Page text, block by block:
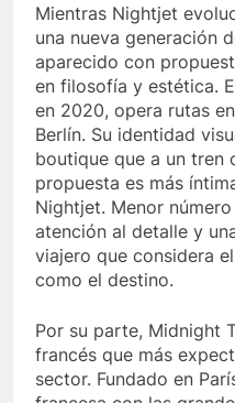
Mientras Nightjet
una nueva generación
aparecido con
en filosofía y estética.
en 2020, opera rutas
Berlín. Su identidad
boutique que a un tren
propuesta es más
Nightjet. Menor
atención al detalle y
viajero que considera
como el destino.
Por su parte, Midnight
francés que más
sector. Fundado en